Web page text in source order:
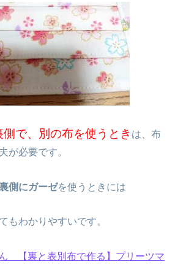
で、別の布を使うとき は、布
が必要です。
側にガーゼを使うときには
もわかりやすいです。
【裏と表別布で作る】プリーツマ